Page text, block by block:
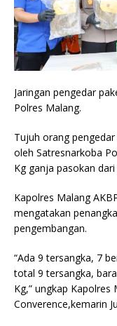
Jaringan pengedar
Polres Malang.
Tujuh orang
oleh Satresnarkoba
Kg ganja pasokan
Kapolres Malang
mengatakan
pengembangan.
“Ada 9 tersangka, 7
total 9 tersangka,
Kg,” ungkap Kapolres
Converence,kemarin